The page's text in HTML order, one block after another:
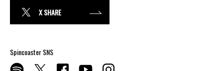
X SHARE
Spincoaster SNS